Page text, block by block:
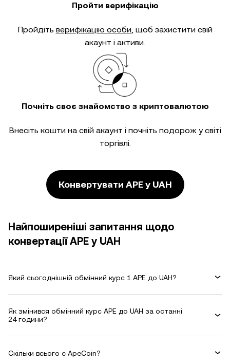
Пройти верифікацію
Пройдіть верифікацію особи, щоб захистити свій
акаунт і активи.
Почніть своє знайомство з криптовалютою
Внесіть кошти на свій акаунт і почніть подорож у світі
торгівлі.
Конвертувати APE у UAH
Найпоширеніші запитання щодо
конвертації APE у UAH
Який сьогоднішній обмінний курс 1 APE до UAH?
Як змінився обмінний курс APE до UAH за останні
24 години?
Скільки всього є ApeCoin?